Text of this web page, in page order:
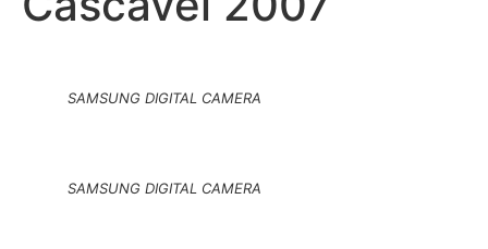
SAMSUNG DIGITAL CAMERA
SAMSUNG DIGITAL CAMERA